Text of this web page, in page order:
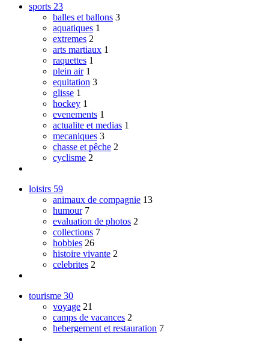
sports 23
balles et ballons 3
aquatiques 1
extremes 2
arts martiaux 1
raquettes 1
plein air 1
equitation 3
glisse 1
hockey 1
evenements 1
actualite et medias 1
mecaniques 3
chasse et pêche 2
cyclisme 2
loisirs 59
animaux de compagnie 13
humour 7
evaluation de photos 2
collections 7
hobbies 26
histoire vivante 2
celebrites 2
tourisme 30
voyage 21
camps de vacances 2
hebergement et restauration 7